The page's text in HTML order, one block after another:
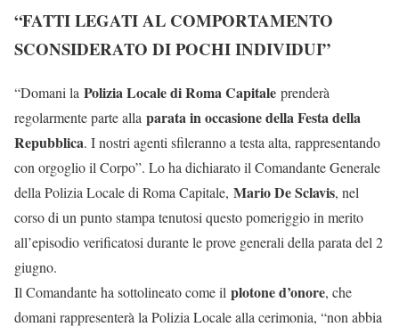
“FATTI LEGATI AL COMPORTAMENTO
SCONSIDERATO DI POCHI INDIVIDUI”
“Domani la Polizia Locale di Roma Capitale prenderà
regolarmente parte alla parata in occasione della Festa della
Repubblica. I nostri agenti sfileranno a testa alta, rappresentando
con orgoglio il Corpo”. Lo ha dichiarato il Comandante Generale
della Polizia Locale di Roma Capitale, Mario De Sclavis, nel
corso di un punto stampa tenutosi questo pomeriggio in merito
all’episodio verificatosi durante le prove generali della parata del 2
giugno.
Il Comandante ha sottolineato come il plotone d’onore, che
domani rappresenterà la Polizia Locale alla cerimonia, “non abbia